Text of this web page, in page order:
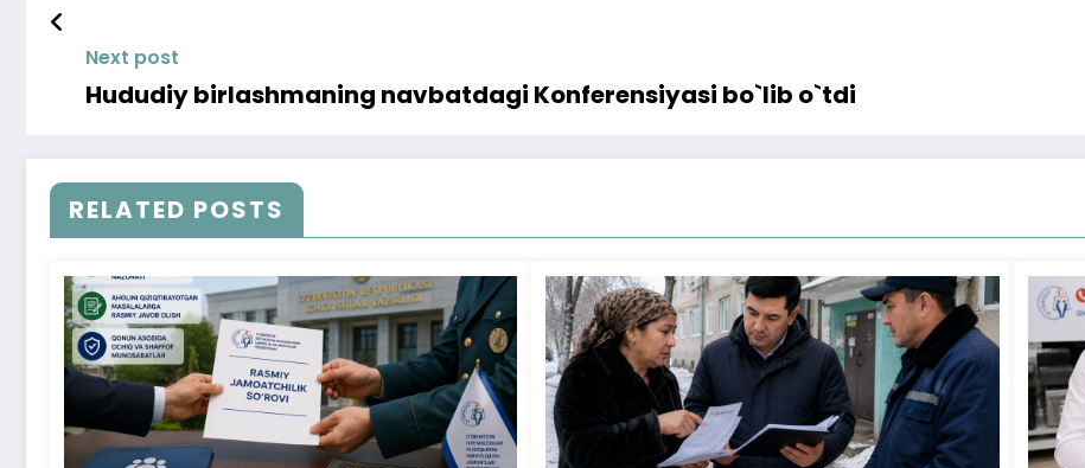
Next post
Hududiy birlashmaning navbatdagi Konferensiyasi bo`lib o`tdi
RELATED POSTS